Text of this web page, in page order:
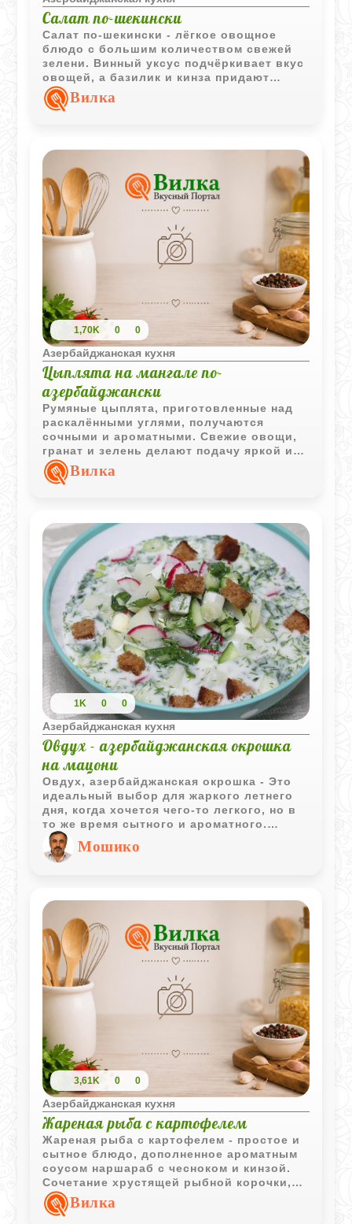
Салат по-шекински
Салат по-шекински - лёгкое овощное
блюдо с большим количеством свежей
зелени. Винный уксус подчёркивает вкус
овощей, а базилик и кинза придают
салату характерный аромат кавказской
кухни.Вилка
1,70K 0 0
Азербайджанская кухня
Цыплята на мангале по-
азербайджански
Румяные цыплята, приготовленные над
раскалёнными углями, получаются
сочными и ароматными. Свежие овощи,
гранат и зелень делают подачу яркой и
по-настоящему праздничной.
Вилка
1K 0 0
Азербайджанская кухня
Овдух - азербайджанская окрошка
на мацони
Овдух, азербайджанская окрошка - Это
идеальный выбор для жаркого летнего
дня, когда хочется чего-то легкого, но в
то же время сытного и ароматного.
Овдух включает в себя такие
ингредиенты, как свежие огурцы,
зеленый лук, петрушка, укроп,
делает овдух не только вкусным, но и
полезным блюдом, которое прекрасно
утоляет жажду и голод.
Мошико
3,61K 0 0
Азербайджанская кухня
Жареная рыба с картофелем
Жареная рыба с картофелем - простое и
сытное блюдо, дополненное ароматным
соусом наршараб с чесноком и кинзой.
Сочетание хрустящей рыбной корочки,
запечённого картофеля и гранатового
соуса делает вкус особенно
Вилка